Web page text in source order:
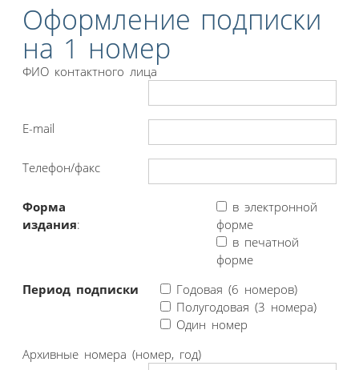
Оформление подписки
на 1 номер
ФИО контактного лица
E-mail
Телефон/факс
Форма
издания:
в электронной
форме
в печатной
форме
Период подписки
Годовая (6 номеров)
Полугодовая (3 номера)
Один номер
Архивные номера (номер, год)